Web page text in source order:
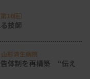
16回］
技師
形済生病院
体制を再構築 “伝え